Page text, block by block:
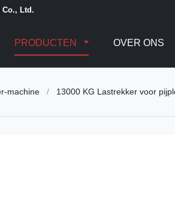
Ltd.
PRODUCTEN OVER ONS
machine / 13000 KG Lastrekker voor